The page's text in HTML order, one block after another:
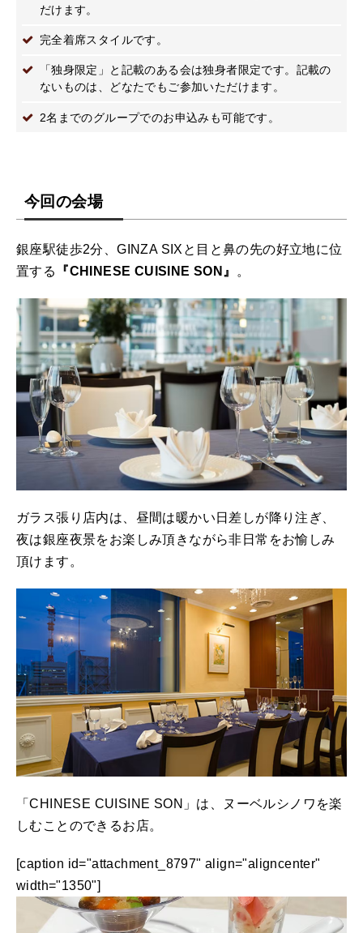
だけます。
完全着席スタイルです。
「独身限定」と記載のある会は独身者限定です。記載の
ないものは、どなたでもご参加いただけます。
2名までのグループでのお申込みも可能です。
今回の会場
銀座駅徒歩2分、GINZA SIXと目と鼻の先の好立地に位
置する
『CHINESE CUISINE SON』 。
ガラス張り店内は、昼間は暖かい日差しが降り注ぎ、
夜は銀座夜景をお楽しみ頂きながら非日常をお愉しみ
頂けます。
「CHINESE CUISINE SON」は、ヌーベルシノワを楽
しむことのできるお店。
[caption id="attachment_8797" align="aligncenter"
width="1350"]